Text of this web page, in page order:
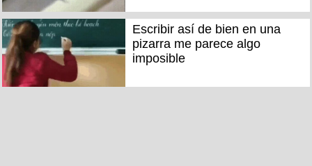
Escribir así de bien en una
pizarra me parece algo
imposible